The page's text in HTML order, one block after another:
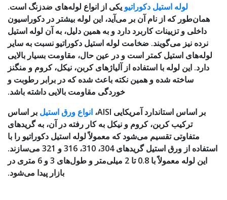
لوله استیل دکوراتیو یکی از انواع لوله‌های ضدزنگ است.
همان‌طور که از نام آن بر می‌آید، این لوله بیشتر در دکوراسیون
داخلی و تزیینات کاربرد دارد و به همین دلیل، به آن لوله استیل
نرده نیز می‌گویند. ضخامت لوله استیل دکوراتیو نسبت به سایر
لوله‌های استیل کمتر است و در عین حال، مقاومت بسیار بالایی
دارد. این لوله با استفاده از آلیاژهای کربن، نیکل، کروم و منگنز
ساخته شده و همین نکته باعث شده که در برابر رطوبت و
خوردگی مقاومت بالایی داشته باشد.
بر اساس استاندارد آمریکایی AISI،
انواع ورق استیل بر اساس
ترکیب کربن، کروم و نیکل به کار رفته در آن، به گریدهای
متفاوتی تقسیم می‌شود که معمولاً لوله استیل دکوراتیو را با
استفاده از ورق استیل گریدهای 304، 310، 316 و 321 می‌سازند.
این لوله معمولاً با 0.8 تا 2 میلی‌متر و طول‌های 3 و 6 متری در
بازار پیدا می‌شود.